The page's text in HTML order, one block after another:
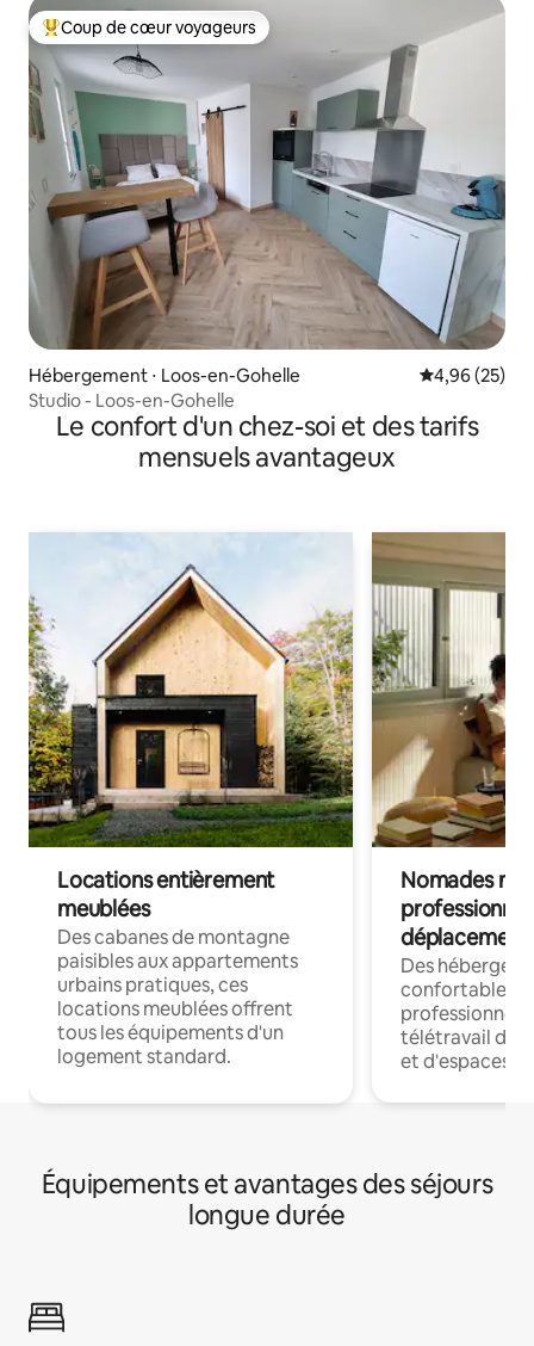
Coups de cœur voyageurs les plus appréciés
Coup de cœur voyageurs
Hébergement ⋅ Loos-en-Gohelle Évaluation
4,96 (25)
Studio - Loos-en-Gohelle
Le confort d'un chez-soi et des tarifs
mensuels avantageux
Locations entièrement
meublées
Des cabanes de montagne
paisibles aux appartements
urbains pratiques, ces
locations meublées offrent
tous les équipements d'un
logement standard.
Nomades
déplacement
Des
confortables
professionnels
télétravail
et d'espaces
Équipements et avantages des séjours
longue durée